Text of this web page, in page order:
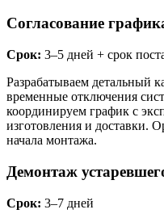
Согласование
Срок: 3–5 дней + срок
Разрабатываем детальный
временные отключения
координируем график с
изготовления и доставки.
начала монтажа.
Демонтаж
Срок: 3–7 дней